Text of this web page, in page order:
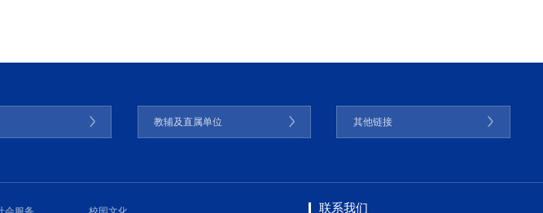
教辅及直属单位 其他链接
联系我们